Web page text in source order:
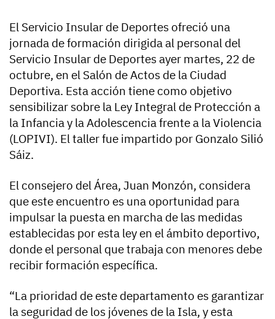
El Servicio Insular de Deportes ofreció una
jornada de formación dirigida al personal del
Servicio Insular de Deportes ayer martes, 22 de
octubre, en el Salón de Actos de la Ciudad
Deportiva. Esta acción tiene como objetivo
sensibilizar sobre la Ley Integral de Protección a
la Infancia y la Adolescencia frente a la Violencia
(LOPIVI). El taller fue impartido por Gonzalo Silió
Sáiz.
El consejero del Área, Juan Monzón, considera
que este encuentro es una oportunidad para
impulsar la puesta en marcha de las medidas
establecidas por esta ley en el ámbito deportivo,
donde el personal que trabaja con menores debe
recibir formación específica.
“La prioridad de este departamento es garantizar
la seguridad de los jóvenes de la Isla, y esta